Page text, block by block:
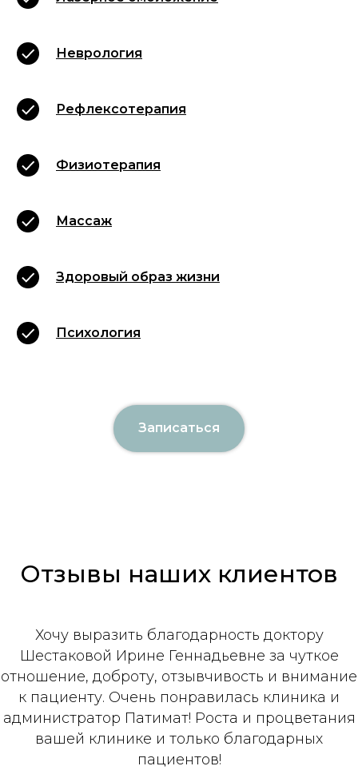
Неврология
Рефлексотерапия
Физиотерапия
Массаж
Здоровый образ жизни
Психология
Записаться
Отзывы наших клиентов
Хочу выразить благодарность доктору
Шестаковой Ирине Геннадьевне за чуткое
отношение, доброту, отзывчивость и внимание
к пациенту. Очень понравилась клиника и
администратор Патимат! Роста и процветания
вашей клинике и только благодарных
пациентов!